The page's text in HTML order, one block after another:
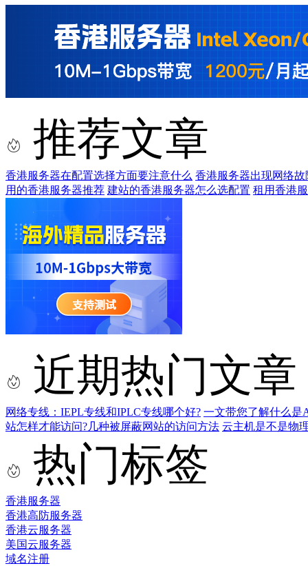
推荐文章
香港服务器在配置选择方面要注意什么 香港服务器出现网络
用的香港服务器推荐 建站的香港服务器怎么选配置 租用香港
近期热门文章
网络专线：IEPL专线和IPLC专线哪个好? 一文带您了解什么是
站怎样才能访问?几种被屏蔽网站的访问方法 云主机是不是物
热门标签
香港服务器
香港高防服务器
香港云服务器
美国云服务器
域名注册